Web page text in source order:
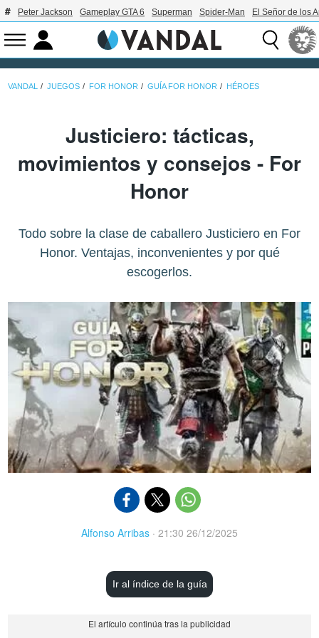
Peter Jackson Gameplay GTA 6 Superman Spider-Man El Señor de los
VANDAL JUEGOS FOR HONOR GUÍA FOR HONOR HÉROES
Justiciero: tácticas,
movimientos y consejos - For
Honor
Todo sobre la clase de caballero Justiciero en For
Honor. Ventajas, inconvenientes y por qué
escogerlos.
Alfonso Arribas · 21:30 26/12/2025
Ir al índice de la guía